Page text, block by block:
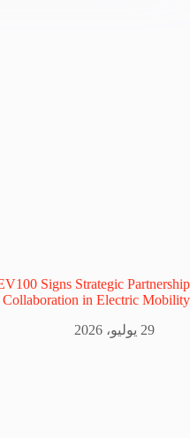
Signs Strategic Partnership
in Electric Mobility
29 يوليو، 2026